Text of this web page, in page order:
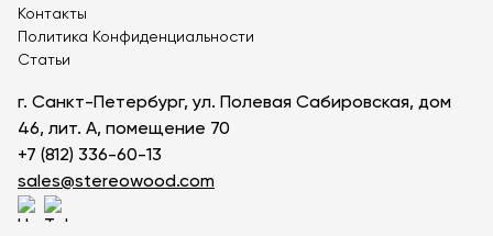
Новости
Портфолио
Статьи
Личный кабинет
Контакты
Политика Конфиденциальности
Статьи
г. Санкт-Петербург, ул. Полевая Сабировская, дом
46, лит. А, помещение 70
+7 (812) 336-60-13
sales@stereowood.com